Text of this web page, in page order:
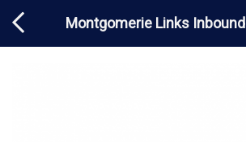
đến
Montgomerie Links